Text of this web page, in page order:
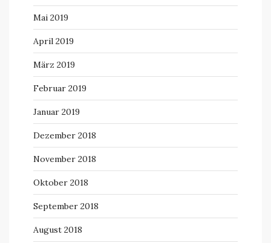
Mai 2019
April 2019
März 2019
Februar 2019
Januar 2019
Dezember 2018
November 2018
Oktober 2018
September 2018
August 2018